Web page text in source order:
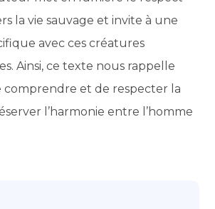
la vie sauvage et invite à une
avec ces créatures
Ainsi, ce texte nous rappelle
comprendre et de respecter la
l’harmonie entre l’homme